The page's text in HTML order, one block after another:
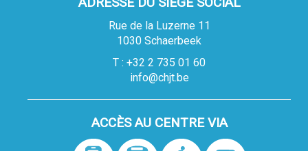
Rue de la Luzerne 11
1030 Schaerbeek
T : +32 2 735 01 60
info@chjt.be
ACCÈS AU CENTRE VIA